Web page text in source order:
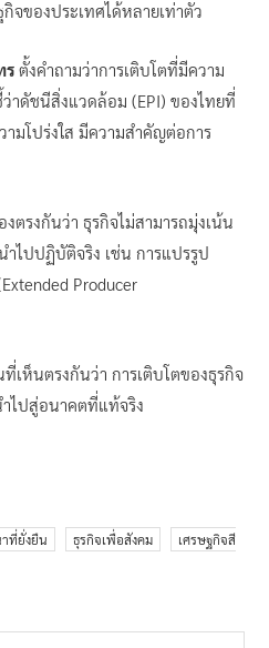
จของประเทศได้หลายเท่าตัว
ร ตั้งคำถามว่าการเติบโตที่มีความ
าดัชนีสิ่งแวดล้อม (EPI) ของไทยที่
มโปร่งใส มีความสำคัญต่อการ
ตรงกันว่า ธุรกิจไม่สามารถมุ่งเน้น
ไปปฏิบัติจริง เช่น การแปรรูป
Producer
เห็นตรงกันว่า การเติบโตของธุรกิจ
ไปสู่อนาคตที่แท้จริง
ที่ยั่งยืน ธุรกิจเพื่อสังคม
เศรษฐกิจสี